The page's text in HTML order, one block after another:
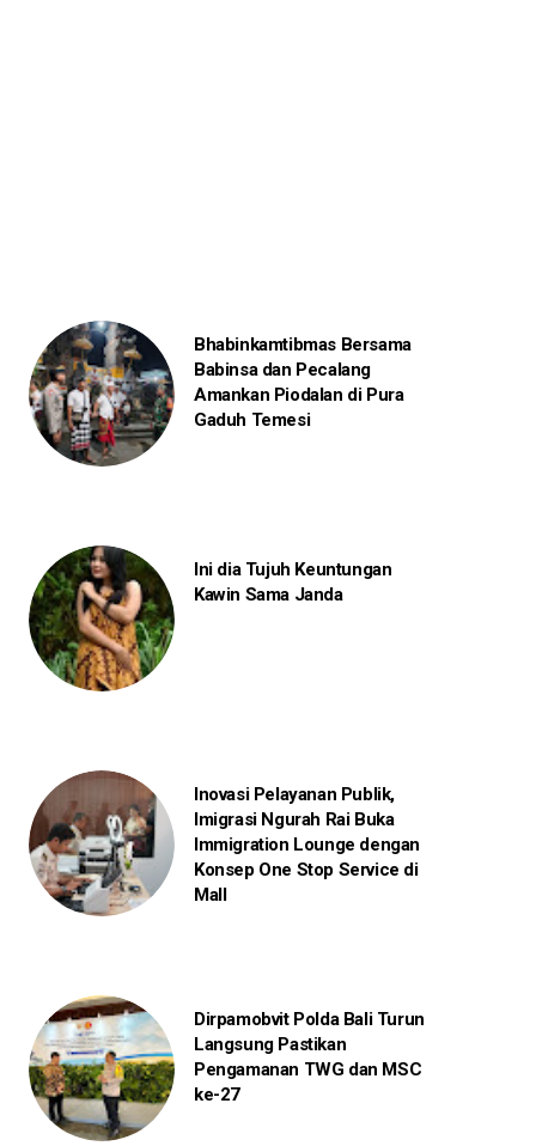
Bhabinkamtibmas Bersama
Babinsa dan Pecalang
Amankan Piodalan di Pura
Gaduh Temesi
Ini dia Tujuh Keuntungan
Kawin Sama Janda
Inovasi Pelayanan Publik,
Imigrasi Ngurah Rai Buka
Immigration Lounge dengan
Konsep One Stop Service di
Mall
Dirpamobvit Polda Bali Turun
Langsung Pastikan
Pengamanan TWG dan MSC
ke-27